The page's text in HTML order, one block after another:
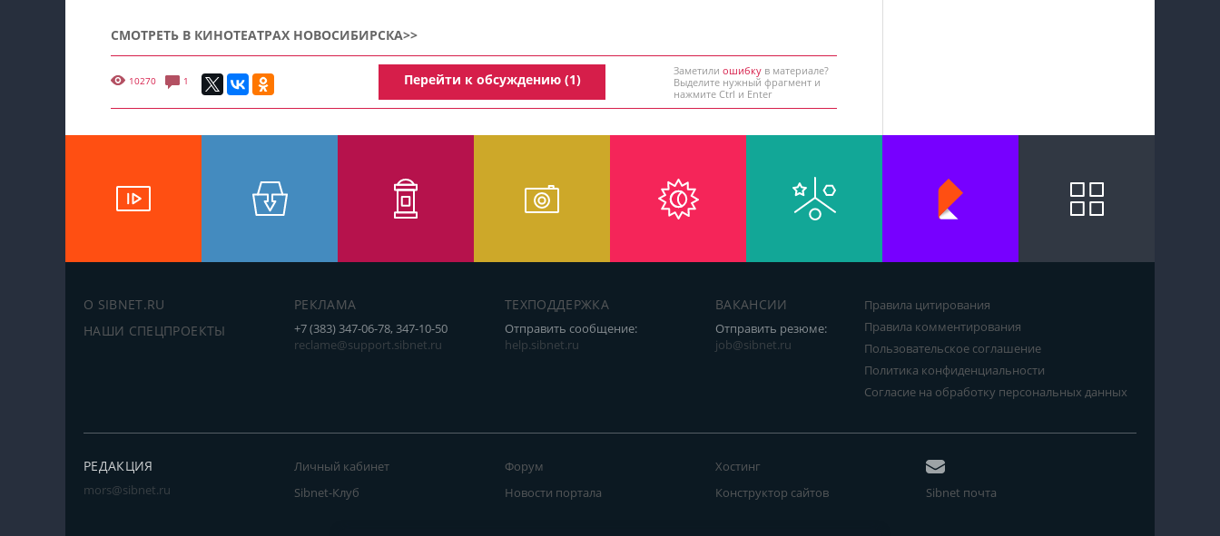
СМОТРЕТЬ В КИНОТЕАТРАХ НОВОСИБИРСКА>>
10270 1 Перейти к обсуждению (1)
Заметили ошибку в материале?
Выделите нужный фрагмент и
нажмите Ctrl и Enter
О SIBNET.RU
НАШИ СПЕЦПРОЕКТЫ
РЕКЛАМА
+7 (383) 347-06-78, 347-10-50
reclame@support.sibnet.ru
ТЕХПОДДЕРЖКА
Отправить сообщение:
help.sibnet.ru
ВАКАНСИИ
Отправить резюме:
job@sibnet.ru
Правила цитирования
Правила комментирования
Пользовательское соглашение
Политика конфиденциальности
Согласие на обработку персональных данных
РЕДАКЦИЯ
mors@sibnet.ru
Личный кабинет
Sibnet-Клуб
Форум
Новости портала
Хостинг
Конструктор сайтов
Sibnet почта